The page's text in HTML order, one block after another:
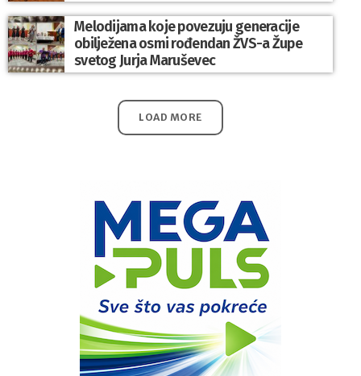
Melodijama koje povezuju generacije
obilježena osmi rođendan ŽVS-a Župe
svetog Jurja Maruševec
LOAD MORE